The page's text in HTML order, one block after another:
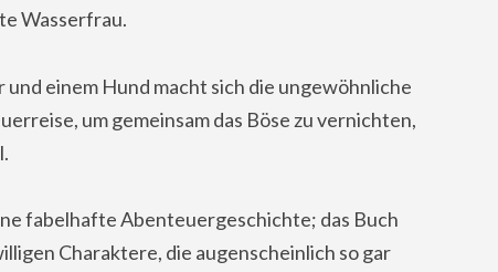
Wasserfrau.
einem Hund macht sich die ungewöhnliche
um gemeinsam das Böse zu vernichten,
fabelhafte Abenteuergeschichte; das Buch
Charaktere, die augenscheinlich so gar